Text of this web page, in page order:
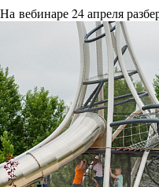
На вебинаре 24 апреля